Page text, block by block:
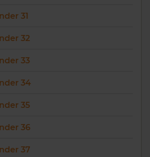
31
32
33
34
35
36
37